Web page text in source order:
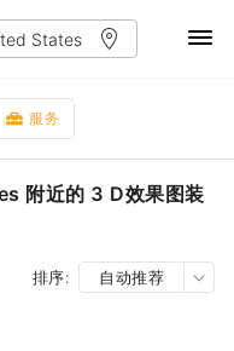
服务
附近的 3 D效果图装
排序: 自动推荐